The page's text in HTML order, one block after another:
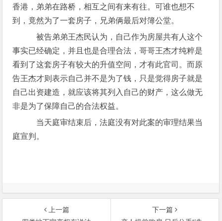
香港，弟弟在路桥，相互之间有来有往。可谁也想不
到，竟然为了一套房子，兄弟俩最后对簿公堂。
被告弟弟王杰民认为，自己作为房屋共有人这个
事实已经确定，并且也是合理合法，哥哥王杰才纯粹是
看到了这套房子有较大的升值空间，才有此官司。而原
告王杰才则表示自己并不是为了钱，只是觉得房子就是
自己出资建造，就应该将其列入自己的财产，这么做无
非是为了保障自己的合法权益。
当天庭审结束后，法庭没有对此案的审理结果当
庭宣判。
上一篇
下一篇